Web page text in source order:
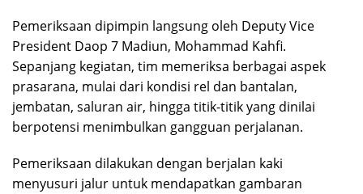
Pemeriksaan dipimpin langsung oleh Deputy Vice
President Daop 7 Madiun, Mohammad Kahfi.
Sepanjang kegiatan, tim memeriksa berbagai aspek
prasarana, mulai dari kondisi rel dan bantalan,
jembatan, saluran air, hingga titik-titik yang dinilai
berpotensi menimbulkan gangguan perjalanan.
Pemeriksaan dilakukan dengan berjalan kaki
menyusuri jalur untuk mendapatkan gambaran